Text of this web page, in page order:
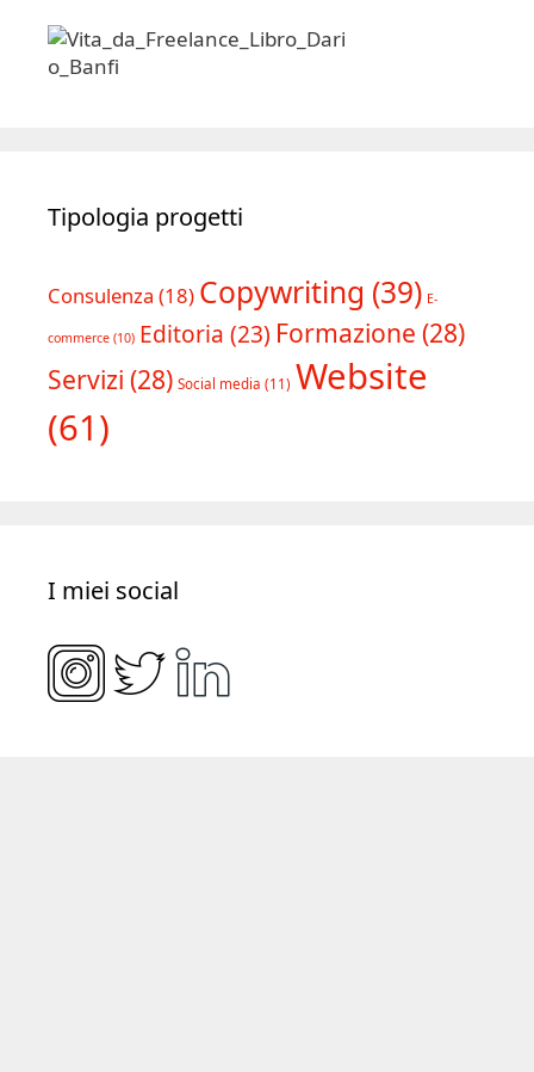
Tipologia progetti
Consulenza (18) Copywriting (39) E-
commerce (10) Editoria (23) Formazione (28)
Servizi (28) Social media (11) Website
(61)
I miei social